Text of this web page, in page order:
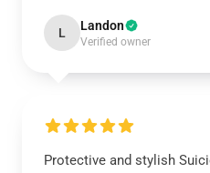
L Landon
Verified owner
Protective and stylish